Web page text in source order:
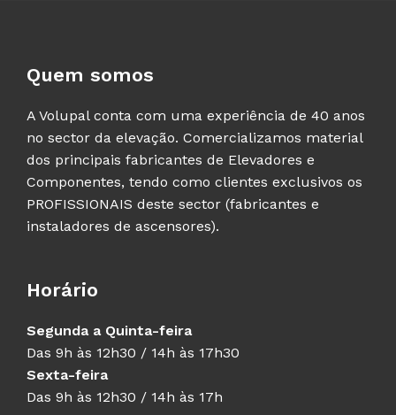
Quem somos
A Volupal conta com uma experiência de 40 anos
no sector da elevação. Comercializamos material
dos principais fabricantes de Elevadores e
Componentes, tendo como clientes exclusivos os
PROFISSIONAIS deste sector (fabricantes e
instaladores de ascensores).
Horário
Segunda a Quinta-feira
Das 9h às 12h30 / 14h às 17h30
Sexta-feira
Das 9h às 12h30 / 14h às 17h